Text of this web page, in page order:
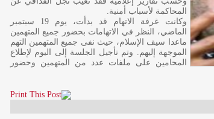
المحاكمة لأسباب أمنية.
وكانت غرفة الاتهام قد بدأت، يوم 19 سبتمبر
الماضي، النظر في الاتهامات بحضور جميع المتهمين
ماعدا سيف الإسلام، حيث نفى جميع المتهمين التهم
الموجهة إليهم. وتم تأجيل الجلسة إلى اليوم لإطلاع
المحامين على ملفات عدد من المتهمين وحضور